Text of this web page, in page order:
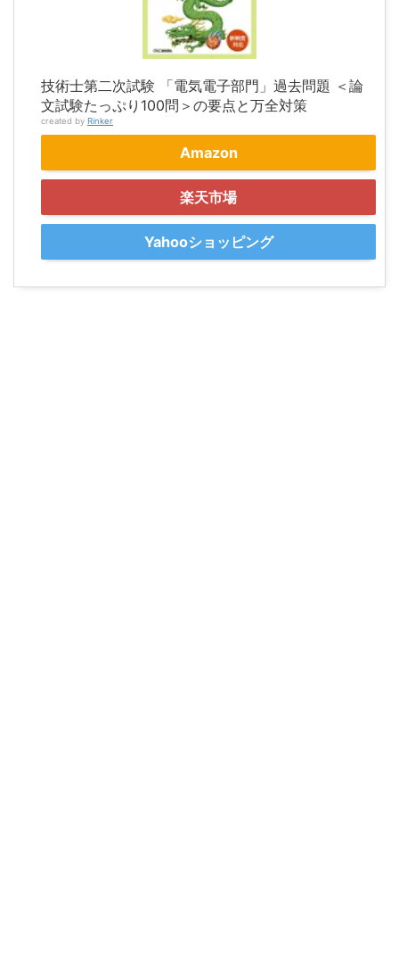
技術士第二次試験 「電気電子部門」過去問題 ＜論
文試験たっぷり100問＞の要点と万全対策
created by Rinker
Amazon
楽天市場
Yahooショッピング